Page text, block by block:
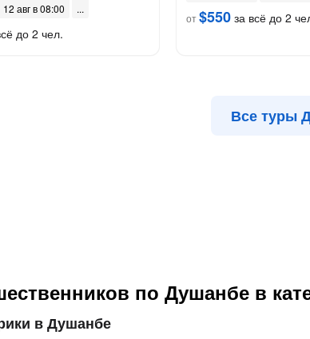
12 авг в 08:00
до 2 чел.
от$550за всё до 2
Все туры
по Душанбе в
в Душанбе